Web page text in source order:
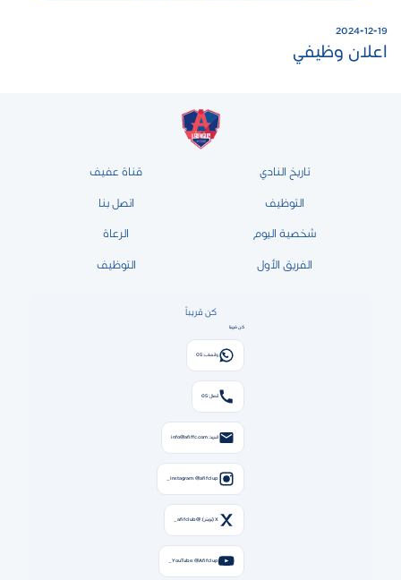
2024-12-19
اعلان وظيفي
تاريخ النادي قناة عفيف
التوظيف اتصل بنا
شخصية اليوم الرعاة
الفريق الأول التوظيف
كن قريباً
كن قريبًا
واتساب: 05
اتصال: 05
البريد: info@afiffc.com
Instagram: @afifclup_
X (تويتر): @afifclub_
YouTube: @Afifclup_